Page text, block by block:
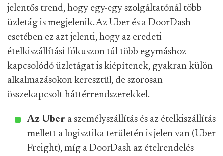
jelentős trend, hogy egy-egy szolgáltatónál több
üzletág is megjelenik. Az Uber és a DoorDash
esetében ez azt jelenti, hogy az eredeti
ételkiszállítási fókuszon túl több egymáshoz
kapcsolódó üzletágat is kiépítenek, gyakran külön
alkalmazásokon keresztül, de szorosan
összekapcsolt háttérrendszerekkel.
Az Uber a személyszállítás és az ételkiszállítás
mellett a logisztika területén is jelen van (Uber
Freight), míg a DoorDash az ételrendelés